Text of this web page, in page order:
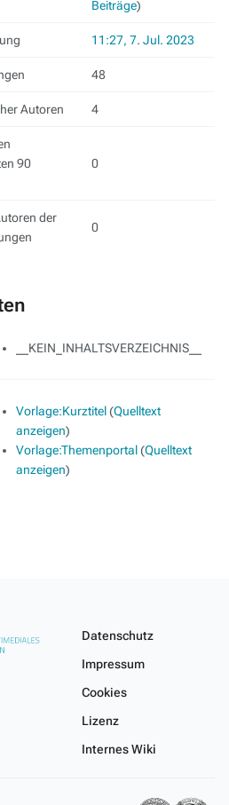
Beiträge)
11:27, 7. Jul. 2023
48
Autoren 4
90
0
der
0
__KEIN_INHALTSVERZEICHNIS__
Vorlage:Kurztitel(Quelltext
anzeigen)
Vorlage:Themenportal(Quelltext
anzeigen)
Datenschutz
Impressum
Cookies
Lizenz
Internes Wiki